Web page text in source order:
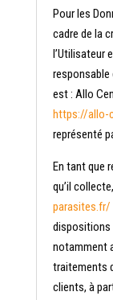
Pour les
cadre de la
l’Utilisateur
responsable
est : Allo
https://allo-
représenté
En tant que
qu’il collecte,
parasites.fr/
dispositions
notamment
traitements
clients, à